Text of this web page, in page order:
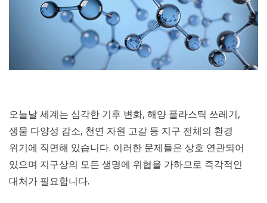
오늘날 세계는 심각한 기후 변화, 해양 플라스틱 쓰레기,
생물 다양성 감소, 천연 자원 고갈 등 지구 전체의 환경
위기에 직면해 있습니다. 이러한 문제들은 상호 연관되어
있으며 지구상의 모든 생명에 위협을 가하므로 즉각적인
대처가 필요합니다.